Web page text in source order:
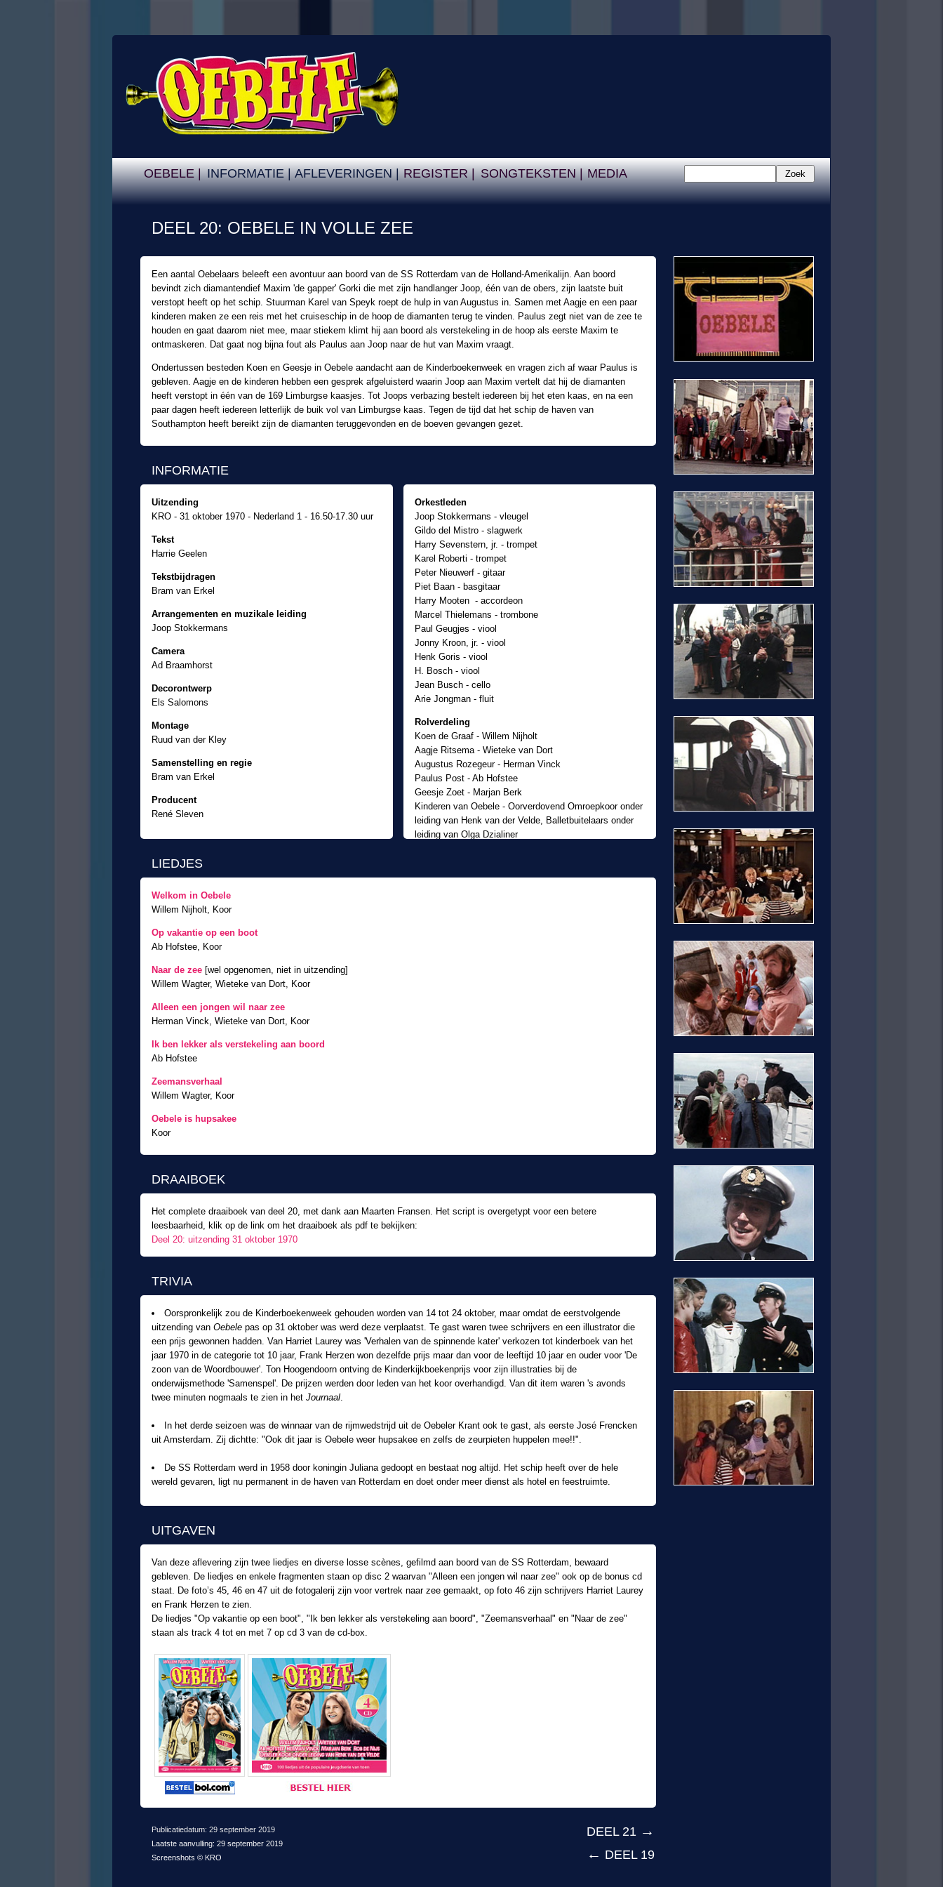
DEEL 20: OEBELE IN VOLLE ZEE
Een aantal Oebelaars beleeft een avontuur aan boord van de SS Rotterdam van de Holland-Amerikalijn. Aan boord
bevindt zich diamantendief Maxim 'de gapper' Gorki die met zijn handlanger Joop, één van de obers, zijn laatste buit
verstopt heeft op het schip. Stuurman Karel van Speyk roept de hulp in van Augustus in. Samen met Aagje en een paar
kinderen maken ze een reis met het cruiseschip in de hoop de diamanten terug te vinden. Paulus zegt niet van de zee te
houden en gaat daarom niet mee, maar stiekem klimt hij aan boord als verstekeling in de hoop als eerste Maxim te
ontmaskeren. Dat gaat nog bijna fout als Paulus aan Joop naar de hut van Maxim vraagt.
Ondertussen besteden Koen en Geesje in Oebele aandacht aan de Kinderboekenweek en vragen zich af waar Paulus is
gebleven. Aagje en de kinderen hebben een gesprek afgeluisterd waarin Joop aan Maxim vertelt dat hij de diamanten
heeft verstopt in één van de 169 Limburgse kaasjes. Tot Joops verbazing bestelt iedereen bij het eten kaas, en na een
paar dagen heeft iedereen letterlijk de buik vol van Limburgse kaas. Tegen de tijd dat het schip de haven van
Southampton heeft bereikt zijn de diamanten teruggevonden en de boeven gevangen gezet.
INFORMATIE
Orkestleden
Joop Stokkermans - vleugel
Gildo del Mistro - slagwerk
Harry Sevenstern, jr. - trompet
Karel Roberti - trompet
Peter Nieuwerf - gitaar
Piet Baan - basgitaar
Harry Mooten - accordeon
Marcel Thielemans - trombone
Paul Geugjes - viool
Jonny Kroon, jr. - viool
Henk Goris - viool
H. Bosch - viool
Jean Busch - cello
Arie Jongman - fluit
Rolverdeling
Koen de Graaf - Willem Nijholt
Aagje Ritsema - Wieteke van Dort
Augustus Rozegeur - Herman Vinck
Paulus Post - Ab Hofstee
Geesje Zoet - Marjan Berk
Kinderen van Oebele - Oorverdovend Omroepkoor onder
leiding van Henk van der Velde, Balletbuitelaars onder
leiding van Olga Dzialiner
Uitzending
KRO - 31 oktober 1970 - Nederland 1 - 16.50-17.30 uur
Tekst
Harrie Geelen
Tekstbijdragen
Bram van Erkel
Arrangementen en muzikale leiding
Joop Stokkermans
Camera
Ad Braamhorst
Decorontwerp
Els Salomons
Montage
Ruud van der Kley
Samenstelling en regie
Bram van Erkel
Producent
René Sleven
LIEDJES
Welkom in Oebele
Willem Nijholt, Koor
Op vakantie op een boot
Ab Hofstee, Koor
Naar de zee [wel opgenomen, niet in uitzending]
Willem Wagter, Wieteke van Dort, Koor
Alleen een jongen wil naar zee
Herman Vinck, Wieteke van Dort, Koor
Ik ben lekker als verstekeling aan boord
Ab Hofstee
Zeemansverhaal
Willem Wagter, Koor
Oebele is hupsakee
Koor
DRAAIBOEK
Het complete draaiboek van deel 20, met dank aan Maarten Fransen. Het script is overgetypt voor een betere
leesbaarheid, klik op de link om het draaiboek als pdf te bekijken:
Deel 20: uitzending 31 oktober 1970
TRIVIA
Oorspronkelijk zou de Kinderboekenweek gehouden worden van 14 tot 24 oktober, maar omdat de eerstvolgende
uitzending van Oebele pas op 31 oktober was werd deze verplaatst. Te gast waren twee schrijvers en een illustrator die
een prijs gewonnen hadden. Van Harriet Laurey was 'Verhalen van de spinnende kater' verkozen tot kinderboek van het
jaar 1970 in de categorie tot 10 jaar, Frank Herzen won dezelfde prijs maar dan voor de leeftijd 10 jaar en ouder voor 'De
zoon van de Woordbouwer'. Ton Hoogendoorn ontving de Kinderkijkboekenprijs voor zijn illustraties bij de
onderwijsmethode 'Samenspel'. De prijzen werden door leden van het koor overhandigd. Van dit item waren 's avonds
twee minuten nogmaals te zien in het Journaal.
In het derde seizoen was de winnaar van de rijmwedstrijd uit de Oebeler Krant ook te gast, als eerste José Frencken
uit Amsterdam. Zij dichtte: "Ook dit jaar is Oebele weer hupsakee en zelfs de zeurpieten huppelen mee!!".
De SS Rotterdam werd in 1958 door koningin Juliana gedoopt en bestaat nog altijd. Het schip heeft over de hele
wereld gevaren, ligt nu permanent in de haven van Rotterdam en doet onder meer dienst als hotel en feestruimte.
UITGAVEN
Van deze aflevering zijn twee liedjes en diverse losse scènes, gefilmd aan boord van de SS Rotterdam, bewaard
gebleven. De liedjes en enkele fragmenten staan op disc 2 waarvan "Alleen een jongen wil naar zee" ook op de bonus cd
staat. De foto’s 45, 46 en 47 uit de fotogalerij zijn voor vertrek naar zee gemaakt, op foto 46 zijn schrijvers Harriet Laurey
en Frank Herzen te zien.
De liedjes "Op vakantie op een boot", "Ik ben lekker als verstekeling aan boord", "Zeemansverhaal" en "Naar de zee"
staan als track 4 tot en met 7 op cd 3 van de cd-box.
Publicatiedatum: 29 september 2019
Laatste aanvulling: 29 september 2019
Screenshots © KRO
DEEL 21 →
← DEEL 19
Zoek
REGISTER | SONGTEKSTEN | MEDIA
INFORMATIE | AFLEVERINGEN |
OEBELE |